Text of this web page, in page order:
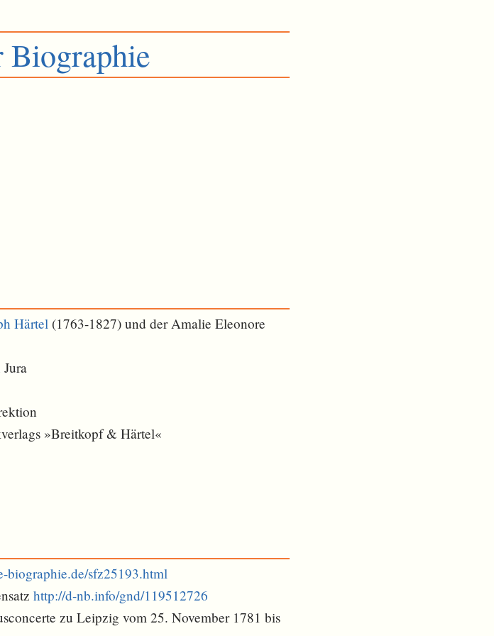
Härtel (1763-1827) und der Amalie Eleonore
»Breitkopf & Härtel«
biographie.de/sfz25193.html
http://d-nb.info/gnd/119512726
zu Leipzig vom 25. November 1781 bis